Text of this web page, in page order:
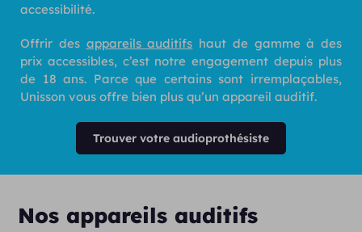
accessibilité.
Offrir des appareils auditifs haut de gamme à des
prix accessibles, c’est notre engagement depuis plus
de 18 ans. Parce que certains sont irremplaçables,
Unisson vous offre bien plus qu’un appareil auditif.
Trouver votre audioprothésiste
Nos appareils auditifs